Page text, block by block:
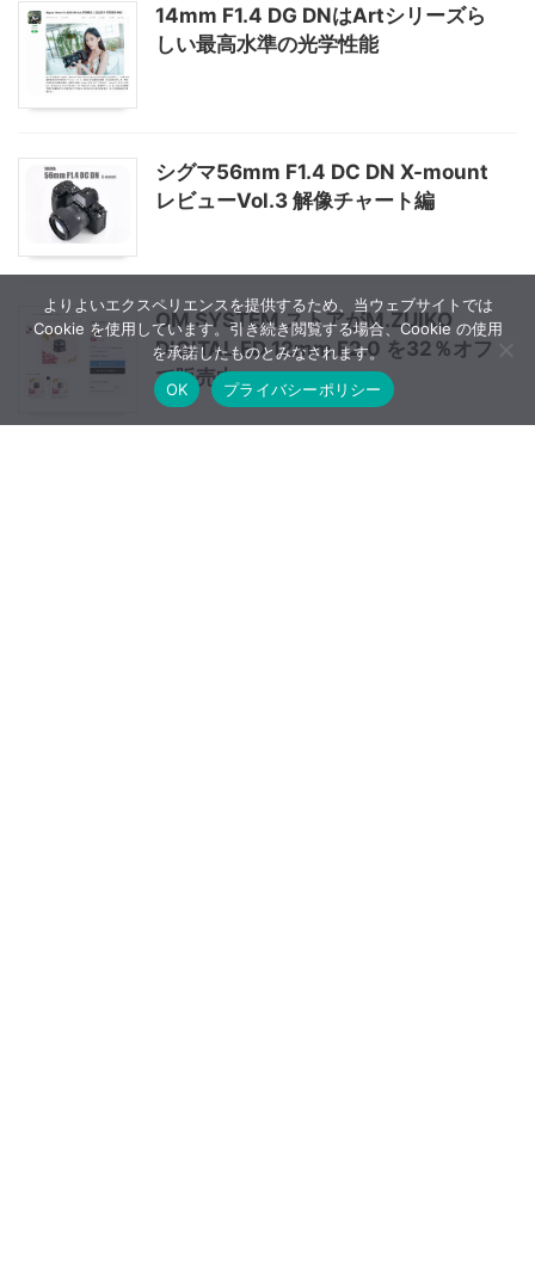
14mm F1.4 DG DNはArtシリーズら
しい最高水準の光学性能
シグマ56mm F1.4 DC DN X-mount
レビューVol.3 解像チャート編
OM SYSTEM ストアがM.ZUIKO
DIGITAL ED 12mm F2.0 を32％オフ
で販売中
よりよいエクスペリエンスを提供するため、当ウェブサイトでは
Cookie を使用しています。引き続き閲覧する場合、Cookie の使用
を承諾したものとみなされます。
OK
プライバシーポリシー